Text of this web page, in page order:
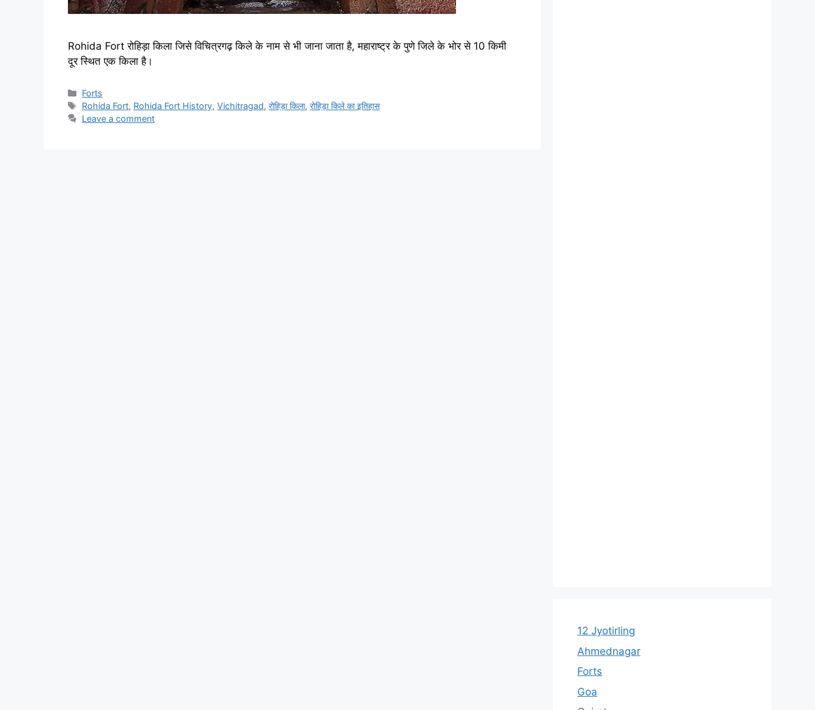
Rohida Fort रोहिड़ा किला जिसे विचित्रगढ़ किले के नाम से भी जाना जाता है, महाराष्ट्र के पुणे जिले के भोर से 10 किमी
दूर स्थित एक किला है।
Categories
Forts
Tags
Rohida Fort, Rohida Fort History,Vichitragad,रोहिड़ा किला,रोहिड़ा किले का इतिहास
Leave a comment
12 Jyotirling
Ahmednagar
Forts
Goa